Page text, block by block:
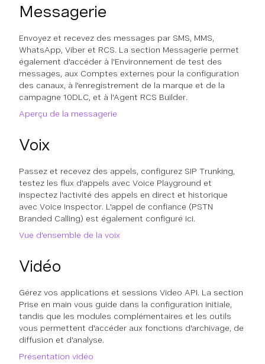
Messagerie
Envoyez et recevez des messages par SMS, MMS,
WhatsApp, Viber et RCS. La section Messagerie permet
également d'accéder à l'Environnement de test des
messages, aux Comptes externes pour la configuration
des canaux, à l'enregistrement de la marque et de la
campagne 10DLC, et à l'Agent RCS Builder.
Aperçu de la messagerie
Voix
Passez et recevez des appels, configurez SIP Trunking,
testez les flux d'appels avec Voice Playground et
inspectez l'activité des appels en direct et historique
avec Voice Inspector. L'appel de confiance (PSTN
Branded Calling) est également configuré ici.
Vue d'ensemble de la voix
Vidéo
Gérez vos applications et sessions Video API. La section
Prise en main vous guide dans la configuration initiale,
tandis que les modules complémentaires et les outils
vous permettent d'accéder aux fonctions d'archivage, de
diffusion et d'analyse.
Présentation vidéo